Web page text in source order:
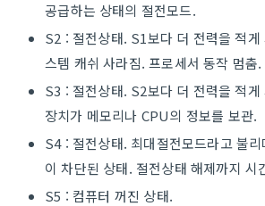
공급하는 상태의 절전모드.
S2 : 절전상태. S1보다 더 전력을 적
스템 캐쉬 사라짐. 프로세서 동작 멈춤.
S3 : 절전상태. S2보다 더 전력을 적
장치가 메모리나 CPU의 정보를 보관.
S4 : 절전상태. 최대절전모드라고 불
이 차단된 상태. 절전상태 해제까지 시
S5 : 컴퓨터 꺼진 상태.